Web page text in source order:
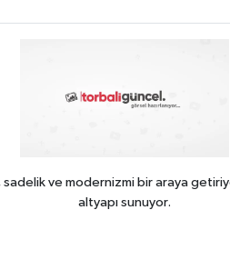
ve modernizmi bir araya
altyapı sunuyor.